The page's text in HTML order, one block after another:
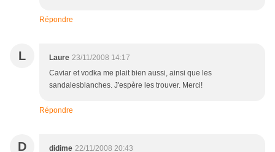
Répondre
L Laure 23/11/2008 14:17
Caviar et vodka me plait bien aussi, ainsi que les
sandalesblanches. J'espère les trouver. Merci!
Répondre
D didime 22/11/2008 20:43